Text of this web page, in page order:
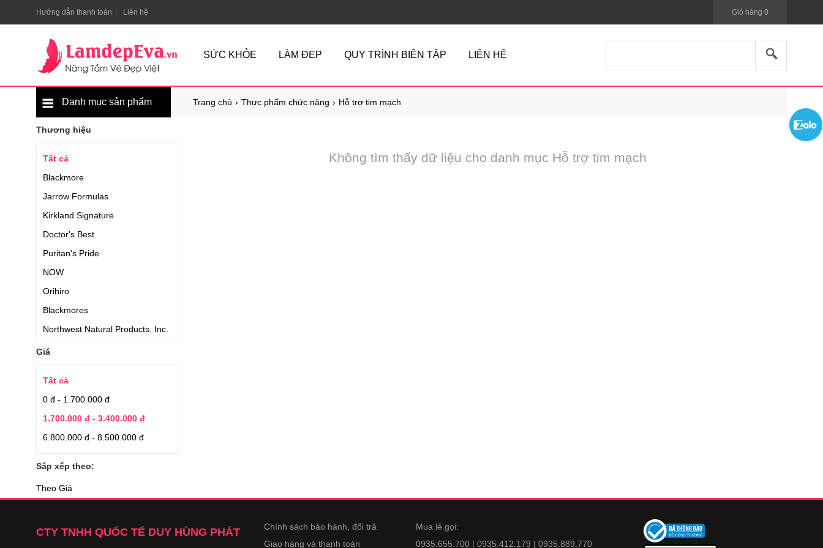
Hướng dẫn thanh toán Liên hệ Giỏ hàng 0
SỨC KHỎE LÀM ĐẸP QUY TRÌNH BIÊN TẬP LIÊN HỆ
Trang chủ Thực phẩm chức năng Hỗ trợ tim mạch
Danh mục sản phẩm
Thương hiệu
Tất cả
Blackmore
Jarrow Formulas
Kirkland Signature
Doctor's Best
Puritan's Pride
NOW
Orihiro
Blackmores
Northwest Natural Products, Inc.
Kwang Dong Pharmaceutical
Puritan’s Pride
Nutiva
Puritans Pride
Natrol
Suiskin
Pure Alaska
Vitatree
Giá
Tất cả
0 đ - 1.700.000 đ
1.700.000 đ - 3.400.000 đ
6.800.000 đ - 8.500.000 đ
Sắp xếp theo:
Theo Giá
Không tìm thấy dữ liệu cho danh mục Hỗ trợ tim mạch
CTY TNHH QUỐC TẾ DUY HÙNG PHÁT
Chính sách bảo hành, đổi trả
Giao hàng và thanh toán
Mua lẻ gọi:
0935.655.700 | 0935.412.179 | 0935.889.770